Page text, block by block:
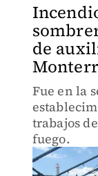
de
Fue en la
trabajos
fuego.